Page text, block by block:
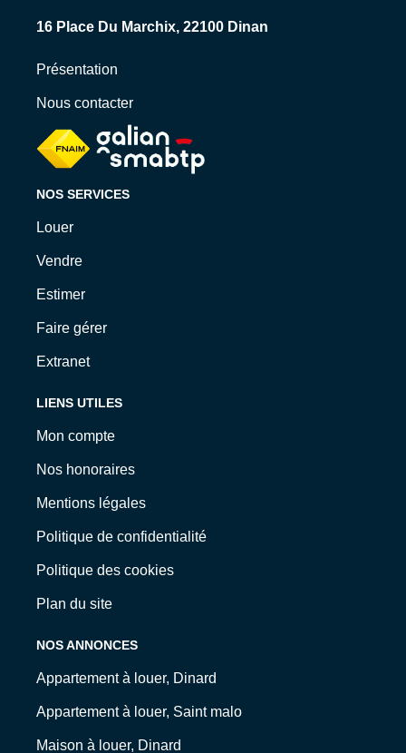
15 Rue Levavasseur, 35800 Dinard
Présentation
Nous contacter
NOS SERVICES
Louer
Vendre
Estimer
Faire gérer
Extranet
LIENS UTILES
Mon compte
Nos honoraires
Mentions légales
Politique de confidentialité
Politique des cookies
Plan du site
NOS ANNONCES
Appartement à louer, Dinard
Appartement à louer, Saint malo
Maison à louer, Dinard